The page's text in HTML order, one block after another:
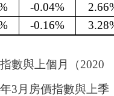
-0.04%
-0.16%
數與上個月（2020
3月房價指數與上季